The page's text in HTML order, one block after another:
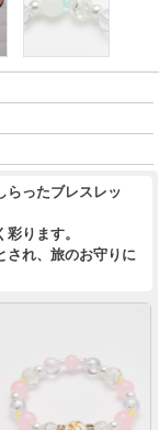
らったブレスレッ
ります。
され、旅のお守りに